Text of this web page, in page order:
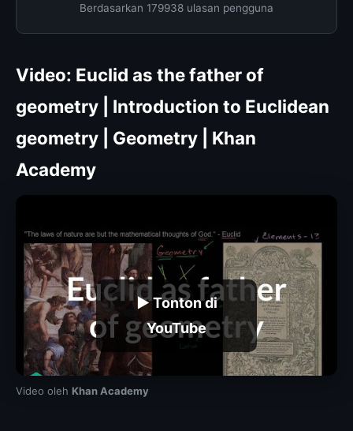
Berdasarkan 179938 ulasan pengguna
Video: Euclid as the father of
geometry | Introduction to Euclidean
geometry | Geometry | Khan
Academy
▶ Tonton di
YouTube
Video oleh Khan Academy